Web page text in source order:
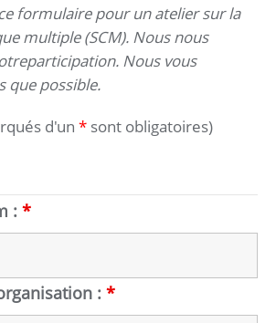
formulaire pour un atelier sur la
multiple (SCM). Nous nous
Nous vous
que possible.
d'un * sont obligatoires)
: *
: *